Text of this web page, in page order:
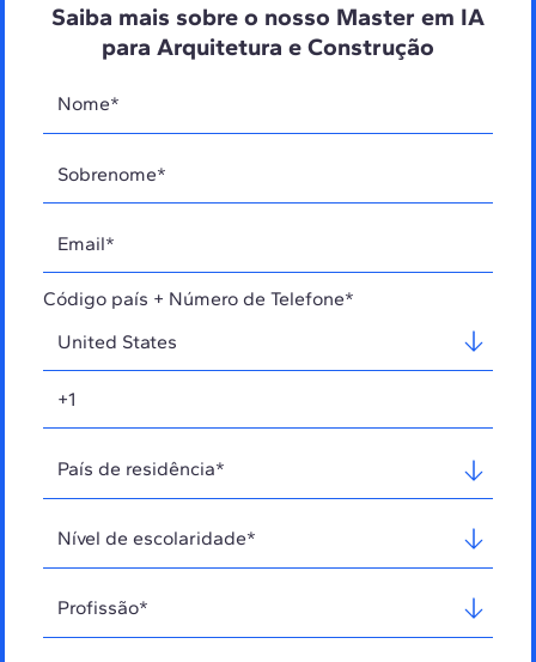
Saiba mais sobre o nosso Master em IA
para Arquitetura e Construção
Código país + Número de Telefone*